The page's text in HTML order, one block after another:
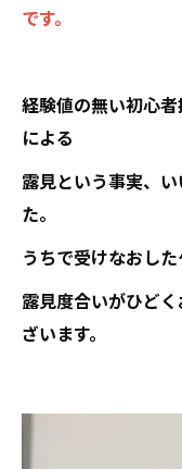
です。
経験値の無い初心
による
露見という事実、
た。
うちで受けなおした
露見度合いがひど
ざいます。